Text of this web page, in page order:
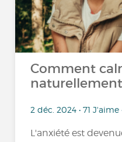
Comment
naturellement
2 déc. 2024 • 71
L'anxiété est